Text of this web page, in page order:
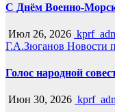
С Днём Военно-
Июл 26, 2026
Г.А.Зюганов Новости
Голос народной
Июн 30, 2026